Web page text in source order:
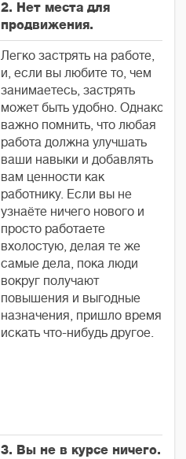
2. Нет места для
продвижения.
Легко застрять на работе,
и, если вы любите то, чем
занимаетесь, застрять
может быть удобно. Однако
важно помнить, что любая
работа должна улучшать
ваши навыки и добавлять
вам ценности как
работнику. Если вы не
узнаёте ничего нового и
просто работаете
вхолостую, делая те же
самые дела, пока люди
вокруг получают
повышения и выгодные
назначения, пришло время
искать что-нибудь другое.
3. Вы не в курсе ничего.